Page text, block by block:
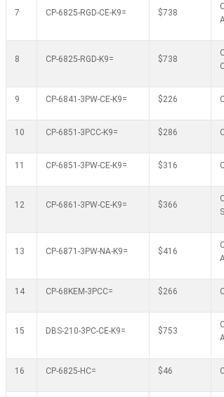
7 CP-6825-RGD-CE-K9= $738
8 CP-6825-RGD-K9= $738
9 CP-6841-3PW-CE-K9= $226
10 CP-6851-3PCC-K9= $286
11 CP-6851-3PW-CE-K9= $316
12 CP-6861-3PW-CE-K9= $366
13 CP-6871-3PW-NA-K9= $416
14 CP-68KEM-3PCC= $266
15 DBS-210-3PC-CE-K9= $753
16 CP-6825-HC= $46